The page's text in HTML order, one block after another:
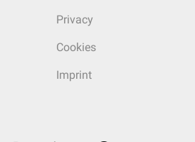
Privacy
Cookies
Imprint